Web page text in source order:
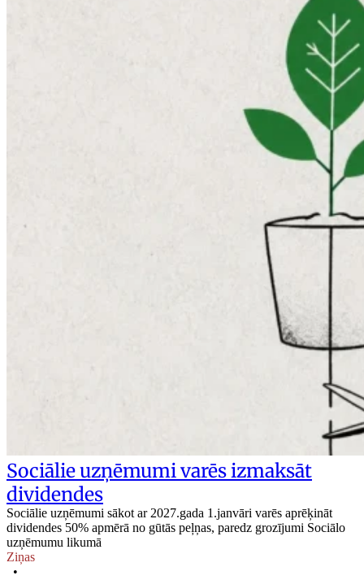
Sociālie uzņēmumi varēs izmaksāt
dividendes
Sociālie uzņēmumi sākot ar 2027.gada 1.janvāri varēs aprēķināt
dividendes 50% apmērā no gūtās peļņas, paredz grozījumi Sociālo
uzņēmumu likumā
Ziņas
•